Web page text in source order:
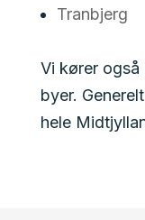
Tranbjerg
Vi kører også
byer.
hele